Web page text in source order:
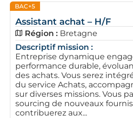
BAC+5
Assistant achat – H/F
Région : Bretagne
Descriptif mission :
Entreprise dynamique
performance durable,
des achats. Vous serez
du service Achats,
sur diverses missions. Vous
sourcing de nouveaux
contribuerez aux...